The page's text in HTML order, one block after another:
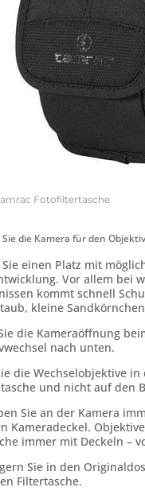
Fotofiltertasche
die Kamera für den
Sie einen Platz mit
Vor allem bei
kommt schnell
kleine
die Kameraöffnung
nach unten.
die Wechselobjektive
und nicht auf den
Sie an der Kamera
Kameradeckel.
immer mit Deckeln –
Sie in den
Filtertasche.